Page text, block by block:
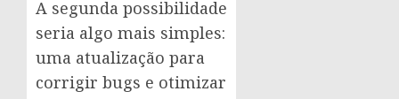
A segunda possibilidade
seria algo mais simples:
uma atualização para
corrigir bugs e otimizar